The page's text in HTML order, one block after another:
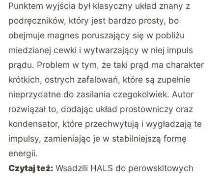
Punktem wyjścia był klasyczny układ znany z
podręczników, który jest bardzo prosty, bo
obejmuje magnes poruszający się w pobliżu
miedzianej cewki i wytwarzający w niej impuls
prądu. Problem w tym, że taki prąd ma charakter
krótkich, ostrych zafalowań, które są zupełnie
nieprzydatne do zasilania czegokolwiek. Autor
rozwiązał to, dodając układ prostowniczy oraz
kondensator, które przechwytują i wygładzają te
impulsy, zamieniając je w stabilniejszą formę
energii.
Czytaj też: Wsadzili HALS do perowskitowych